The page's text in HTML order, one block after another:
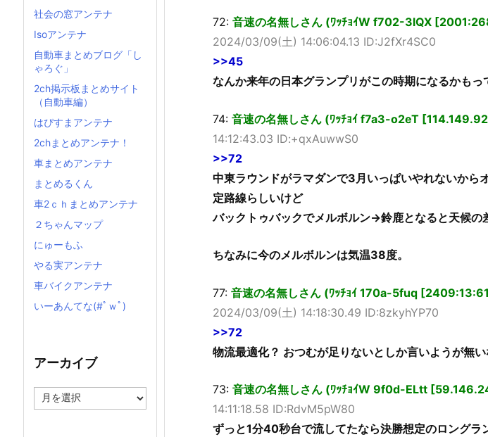
72: 音速の名無しさん (ﾜｯﾁｮｲW f702-3lQX
2024/03/09(土) 14:06:04.13 ID:J2fXr4SC0
>>45
なんか来年の日本グランプリがこの時期になるかもっ
74: 音速の名無しさん (ﾜｯﾁｮｲ f7a3-o2eT
14:12:43.03 ID:+qxAuwwS0
>>72
中東ラウンドがラマダンで3月いっぱいやれないから
定路線らしいけど
バックトゥバックでメルボルン→鈴鹿となると天候の
ちなみに今のメルボルンは気温38度。
77: 音速の名無しさん (ﾜｯﾁｮｲ 170a-5fuq
2024/03/09(土) 14:18:30.49 ID:8zkyhYP70
>>72
物流最適化？ おつむが足りないとしか言いようが無い
73: 音速の名無しさん (ﾜｯﾁｮｲW 9f0d-ELtt
14:11:18.58 ID:RdvM5pW80
ずっと1分40秒台で流してたなら決勝想定のロングラ
社会の窓アンテナ
Isoアンテナ
自動車まとめブログ「し
ゃろぐ」
2ch掲示板まとめサイト
（自動車編）
はぴすまアンテナ
2chまとめアンテナ！
車まとめアンテナ
まとめるくん
車2ｃｈまとめアンテナ
２ちゃんマップ
にゅーもふ
やる実アンテナ
車バイクアンテナ
いーあんてな(#ﾟｗﾟ)
アーカイブ
ー